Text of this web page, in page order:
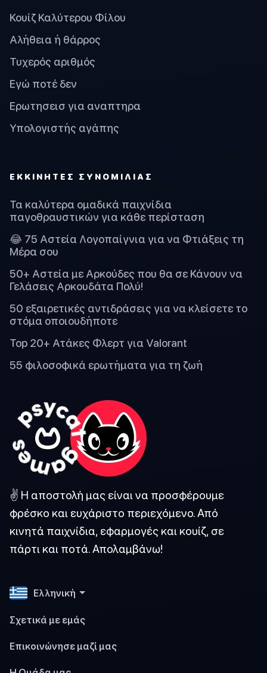
Κουίζ Καλύτερου Φίλου
Αλήθεια ή θάρρος
Τυχερός αριθμός
Εγώ ποτέ δεν
Ερωτησεισ για αναπτηρα
Υπολογιστής αγάπης
ΕΚΚΙΝΗΤΈΣ ΣΥΝΟΜΙΛΊΑΣ
Τα καλύτερα ομαδικά παιχνίδια
παγοθραυστικών για κάθε περίσταση
😂 75 Αστεία Λογοπαίγνια για να Φτιάξεις τη
Μέρα σου
50+ Αστεία με Αρκούδες που θα σε Κάνουν να
Γελάσεις Αρκουδάτα Πολύ!
50 εξαιρετικές αντιδράσεις για να κλείσετε το
στόμα οποιουδήποτε
Top 20+ Ατάκες Φλερτ για Valorant
55 φιλοσοφικά ερωτήματα για τη ζωή
✌️ Η αποστολή μας είναι να προσφέρουμε
φρέσκο και ευχάριστο περιεχόμενο. Από
κινητά παιχνίδια, εφαρμογές και κουίζ, σε
πάρτι και ποτά. Απολαμβάνω!
Ελληνική
Σχετικά με εμάς
Επικοινώνησε μαζί μας